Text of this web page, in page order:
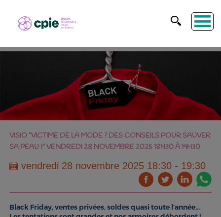
VISIO "VICTIME DE LA MODE ? DES CONSEILS POUR SAUVER
SA PEAU !" VENDREDI 28 NOVEMBRE 2025 18H30 À 19H30
vendredi 28 novembre 2025 18:30 - 19:30
Black Friday, ventes privées, soldes quasi toute l’année...